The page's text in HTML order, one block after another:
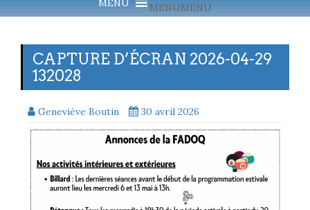
MENUMENU
CAPTURE D’ÉCRAN 2026-04-29
132028
Geneviève Boutin 30 avril 2026